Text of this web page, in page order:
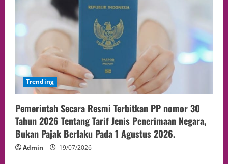
Trending
Pemerintah Secara Resmi Terbitkan PP nomor 30
Tahun 2026 Tentang Tarif Jenis Penerimaan Negara,
Bukan Pajak Berlaku Pada 1 Agustus 2026.
Admin 19/07/2026